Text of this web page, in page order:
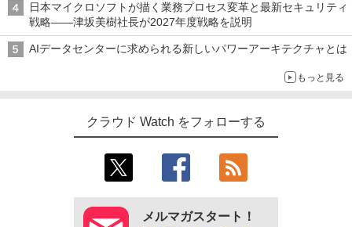
日本マイクロソフトが描く業務プロセス変革と最新セキュリティ
戦略――津坂美樹社長が2027年度戦略を説明
AIデータセンターに求められる新しいパワーアーキテクチャとは
もっと見る
クラウド Watch をフォローする
メルマガスタート！